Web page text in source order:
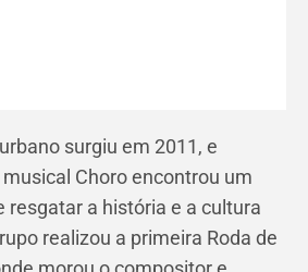
surgiu em 2011, e
Choro encontrou um
resgatar a história e a cultura
realizou a primeira Roda de